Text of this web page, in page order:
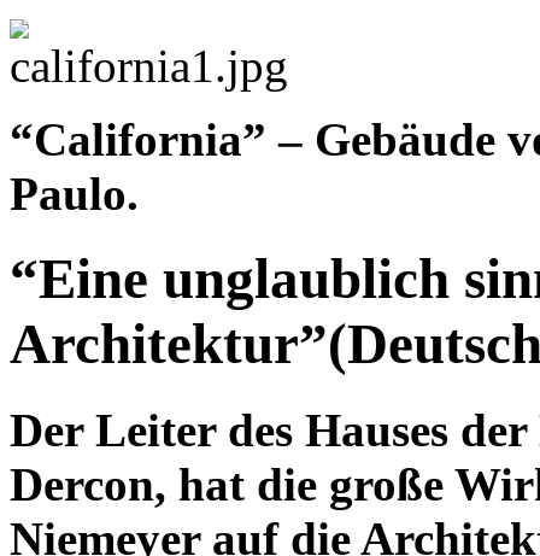
“California” – Gebäude
Paulo.
“Eine unglaublich
Der Leiter des Hauses
Dercon, hat die große
Niemeyer auf die